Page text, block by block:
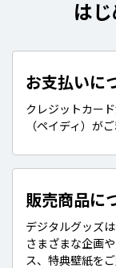
は
お支払いに
クレジットカー
（ペイディ）が
販売商品に
デジタルグッズ
さまざまな企画
ス、特典壁紙を